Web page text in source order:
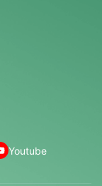
Youtube